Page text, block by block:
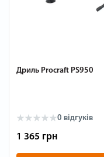
Дриль Procraft PS950
0 відгуків
1 365 грн